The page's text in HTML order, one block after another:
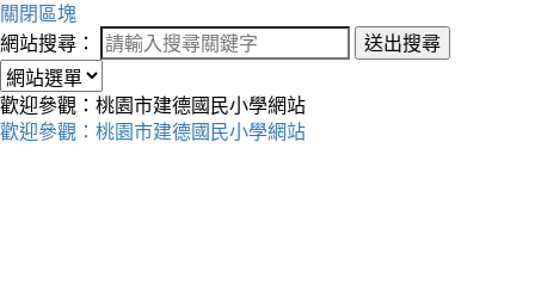
關閉區塊
網站搜尋：
送出搜尋
歡迎參觀：桃園市建德國民小學網站
歡迎參觀：桃園市建德國民小學網站